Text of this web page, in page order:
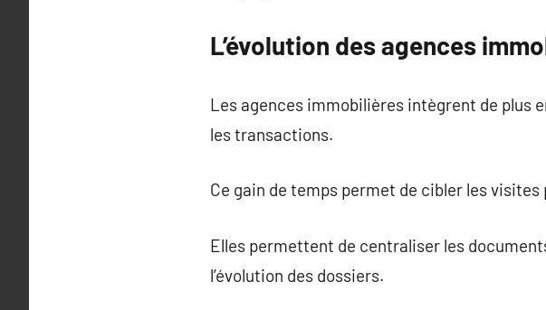
L’évolution des agences
Les agences immobilières intègrent de plus
les transactions.
Ce gain de temps permet de cibler les
Elles permettent de centraliser les
l’évolution des dossiers.